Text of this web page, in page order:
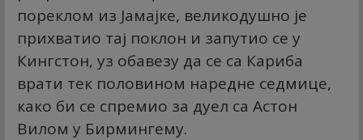
пореклом из Јамајке, великодушно је
прихватио тај поклон и запутио се у
Кингстон, уз обавезу да се са Кариба
врати тек половином наредне седмице,
како би се спремио за дуел са Астон
Вилом у Бирмингему.